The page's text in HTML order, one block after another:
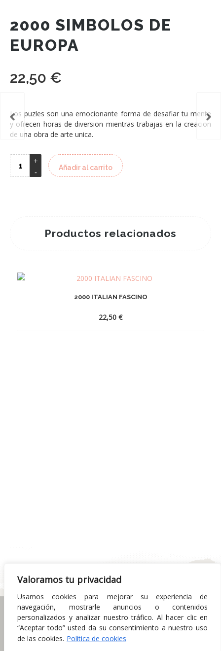
Valoramos tu privacidad
Usamos cookies para mejorar su experiencia de
navegación, mostrarle anuncios o contenidos
personalizados y analizar nuestro tráfico. Al hacer clic en
“Aceptar todo” usted da su consentimiento a nuestro uso
de las cookies. Política de cookies
2000 SIMBOLOS DE
EUROPA
22,50 €
Los puzles son una emocionante forma de desafiar tu mente
y ofrecen horas de diversion mientras trabajas en la creacion
de una obra de arte unica.
Añadir al carrito
Productos relacionados
2000 ITALIAN FASCINO
22,50 €
Política de Privacidad
Condiciones de uso
Política de cookies
Aviso Legal